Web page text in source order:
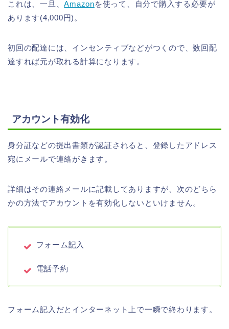
これは、一旦、Amazonを使って、自分で購入する必要が
あります(4,000円)。
初回の配達には、インセンティブなどがつくので、数回配
達すれば元が取れる計算になります。
アカウント有効化
身分証などの提出書類が認証されると、登録したアドレス
宛にメールで連絡がきます。
詳細はその連絡メールに記載してありますが、次のどちら
かの方法でアカウントを有効化しないといけません。
フォーム記入
電話予約
フォーム記入だとインターネット上で一瞬で終わります。